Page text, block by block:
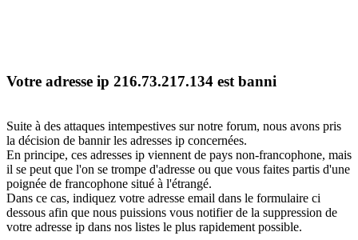
Votre adresse ip 216.73.217.134 est banni
Suite à des attaques intempestives sur notre forum, nous avons pris
la décision de bannir les adresses ip concernées.
En principe, ces adresses ip viennent de pays non-francophone, mais
il se peut que l'on se trompe d'adresse ou que vous faites partis d'une
poignée de francophone situé à l'étrangé.
Dans ce cas, indiquez votre adresse email dans le formulaire ci
dessous afin que nous puissions vous notifier de la suppression de
votre adresse ip dans nos listes le plus rapidement possible.